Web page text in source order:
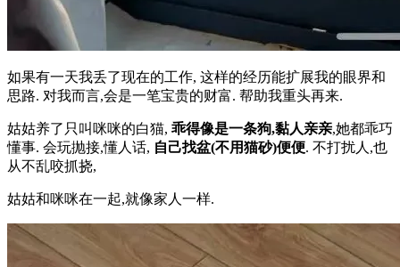
如果有一天我丢了现在的工作, 这样的经历能扩展我的眼界和
思路. 对我而言,会是一笔宝贵的财富. 帮助我重头再来.
姑姑养了只叫咪咪的白猫, 乖得像是一条狗,黏人亲亲,她都乖巧
懂事. 会玩抛接,懂人话, 自己找盆(不用猫砂)便便. 不打扰人,也
从不乱咬抓挠,
姑姑和咪咪在一起,就像家人一样.